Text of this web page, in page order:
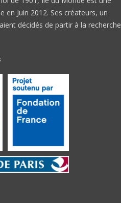
en Juin 2012. Ses créateurs, un
décidés de partir à la recherche